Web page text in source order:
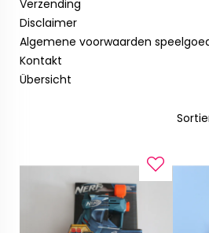
Verzending
Disclaimer
Algemene voorwaarden
Kontakt
Übersicht